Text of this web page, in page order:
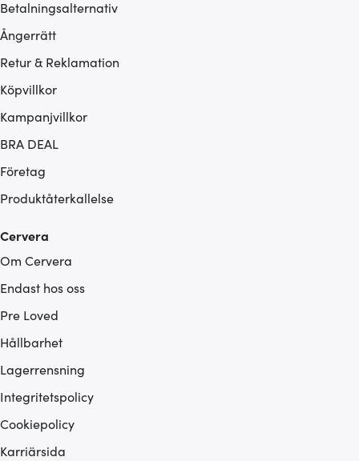
Betalningsalternativ
Ångerrätt
Retur & Reklamation
Köpvillkor
Kampanjvillkor
BRA DEAL
Företag
Produktåterkallelse
Cervera
Om Cervera
Endast hos oss
Pre Loved
Hållbarhet
Lagerrensning
Integritetspolicy
Cookiepolicy
Karriärsida